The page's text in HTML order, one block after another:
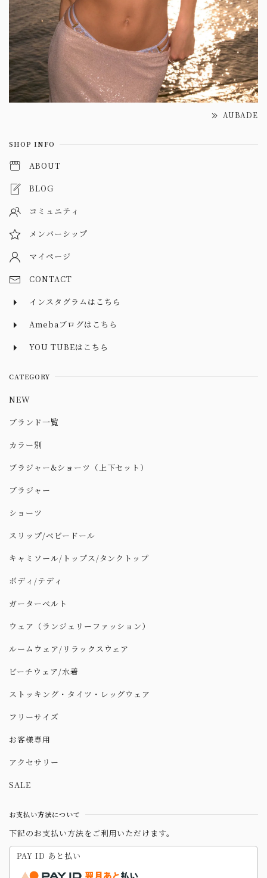
AUBADE
SHOP INFO
ABOUT
BLOG
コミュニティ
メンバーシップ
マイページ
CONTACT
インスタグラムはこちら
Amebaブログはこちら
YOU TUBEはこちら
CATEGORY
NEW
ブランド一覧
カラー別
ブラジャー&ショーツ（上下セット）
ブラジャー
ショーツ
スリップ/ベビードール
キャミソール/トップス/タンクトップ
ボディ/テディ
ガーターベルト
ウェア（ランジェリーファッション）
ルームウェア/リラックスウェア
ビーチウェア/水着
ストッキング・タイツ・レッグウェア
フリーサイズ
お客様専用
アクセサリー
SALE
お支払い方法について
下記のお支払い方法をご利用いただけます。
PAY ID あと払い